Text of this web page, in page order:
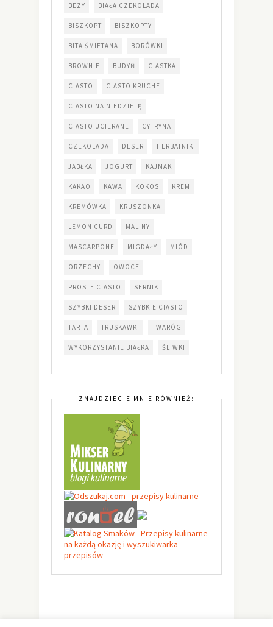
BEZY BIAŁA CZEKOLADA
BISZKOPT BISZKOPTY
BITA ŚMIETANA BORÓWKI
BROWNIE BUDYŃ CIASTKA
CIASTO CIASTO KRUCHE
CIASTO NA NIEDZIELĘ
CIASTO UCIERANE CYTRYNA
CZEKOLADA DESER HERBATNIKI
JABŁKA JOGURT KAJMAK
KAKAO KAWA KOKOS KREM
KREMÓWKA KRUSZONKA
LEMON CURD MALINY
MASCARPONE MIGDAŁY MIÓD
ORZECHY OWOCE
PROSTE CIASTO SERNIK
SZYBKI DESER SZYBKIE CIASTO
TARTA TRUSKAWKI TWARÓG
WYKORZYSTANIE BIAŁKA ŚLIWKI
ZNAJDZIECIE MNIE RÓWNIEŻ: